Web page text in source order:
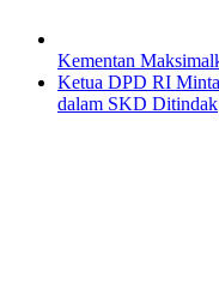
Kementan
Ketua DPD RI
dalam SKD Ditindak